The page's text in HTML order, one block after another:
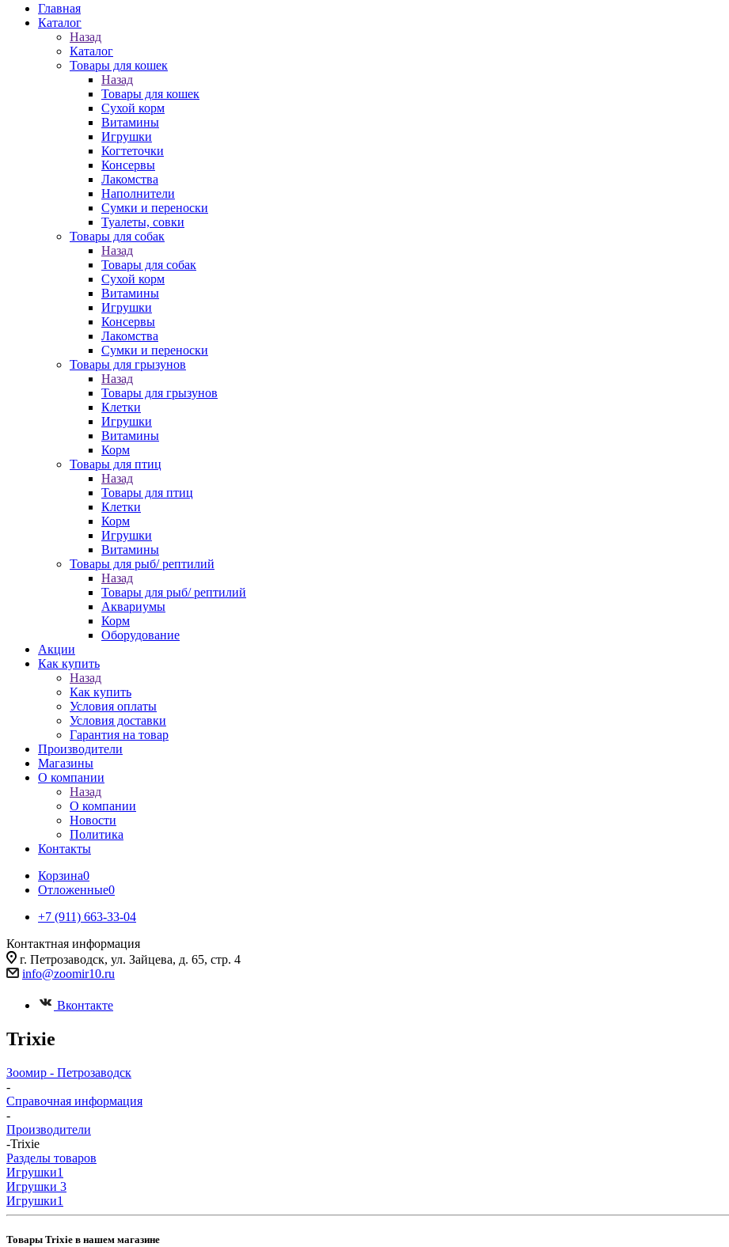
Главная
Каталог
Назад
Каталог
Товары для кошек
Назад
Товары для кошек
Cухой корм
Витамины
Игрушки
Когтеточки
Консервы
Лакомства
Наполнители
Сумки и переноски
Туалеты, совки
Товары для собак
Назад
Товары для собак
Cухой корм
Витамины
Игрушки
Консервы
Лакомства
Сумки и переноски
Товары для грызунов
Назад
Товары для грызунов
Клетки
Игрушки
Витамины
Корм
Товары для птиц
Назад
Товары для птиц
Клетки
Корм
Игрушки
Витамины
Товары для рыб/ рептилий
Назад
Товары для рыб/ рептилий
Аквариумы
Корм
Оборудование
Акции
Как купить
Назад
Как купить
Условия оплаты
Условия доставки
Гарантия на товар
Производители
Магазины
О компании
Назад
О компании
Новости
Политика
Контакты
Корзина0
Отложенные0
+7 (911) 663-33-04
Контактная информация
г. Петрозаводск, ул. Зайцева, д. 65, стр. 4
info@zoomir10.ru
Вконтакте
Trixie
Зоомир - Петрозаводск
-
Справочная информация
-
Производители
-Trixie
Разделы товаров
Игрушки1
Игрушки 3
Игрушки1
Товары Trixie в нашем магазине